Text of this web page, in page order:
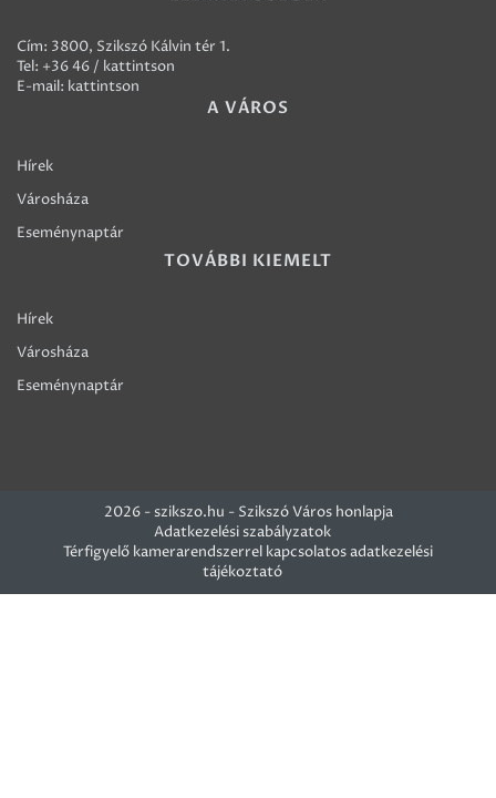
Cím: 3800, Szikszó Kálvin tér 1.
Tel: +36 46 / kattintson
E-mail: kattintson
A VÁROS
Hírek
Városháza
Eseménynaptár
TOVÁBBI KIEMELT
Hírek
Városháza
Eseménynaptár
2026 - szikszo.hu - Szikszó Város honlapja
Adatkezelési szabályzatok
Térfigyelő kamerarendszerrel kapcsolatos adatkezelési
tájékoztató